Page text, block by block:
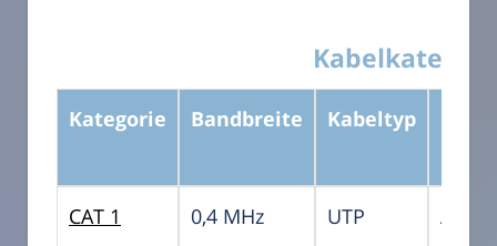
Kategorie Bandbreite Kabeltyp
CAT 1 0,4 MHz UTP A